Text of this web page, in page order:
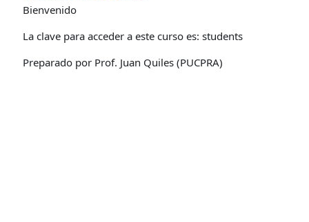
Bienvenido
La clave para acceder a este curso es: students
Preparado por Prof. Juan Quiles (PUCPRA)